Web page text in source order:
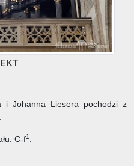
i Johanna Liesera pochodzi z
C-f1